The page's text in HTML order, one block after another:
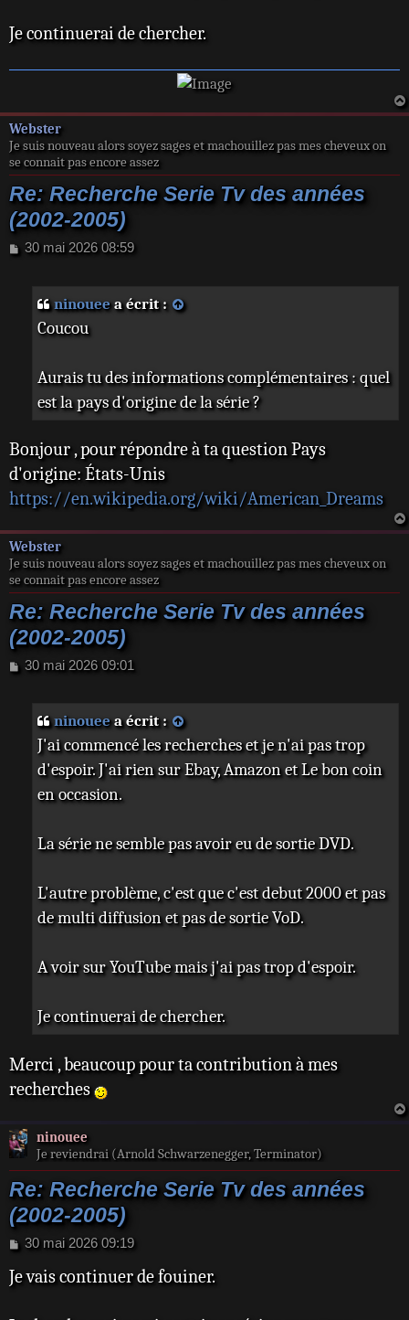
Je continuerai de chercher.
Webster
Je suis nouveau alors soyez sages et machouillez pas mes cheveux on
se connait pas encore assez
Re: Recherche Serie Tv des années
(2002-2005)
M
30 mai 2026 08:59
ninoueea écrit :
Coucou
Aurais tu des informations complémentaires : quel
est la pays d'origine de la série ?
Bonjour , pour répondre à ta question Pays
d'origine: États-Unis
https://en.wikipedia.org/wiki/American_Dreams
Webster
Je suis nouveau alors soyez sages et machouillez pas mes cheveux on
se connait pas encore assez
Re: Recherche Serie Tv des années
(2002-2005)
M
30 mai 2026 09:01
ninoueea écrit :
J'ai commencé les recherches et je n'ai pas trop
d'espoir. J'ai rien sur Ebay, Amazon et Le bon coin
en occasion.
La série ne semble pas avoir eu de sortie DVD.
L'autre problème, c'est que c'est debut 2000 et pas
de multi diffusion et pas de sortie VoD.
A voir sur YouTube mais j'ai pas trop d'espoir.
Je continuerai de chercher.
Merci , beaucoup pour ta contribution à mes
recherches
ninouee
Je reviendrai (Arnold Schwarzenegger, Terminator)
Re: Recherche Serie Tv des années
(2002-2005)
M
s
30 mai 2026 09:19
Je vais continuer de fouiner.